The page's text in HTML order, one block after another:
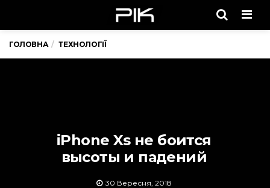
ГОЛОВНА ТЕХНОЛОГІЇ
iPhone Xs не боится
высоты и падений
30 Вересня, 2018